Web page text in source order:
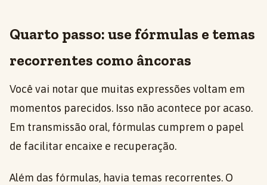
Quarto passo: use fórmulas e temas
recorrentes como âncoras
Você vai notar que muitas expressões voltam em
momentos parecidos. Isso não acontece por acaso.
Em transmissão oral, fórmulas cumprem o papel
de facilitar encaixe e recuperação.
Além das fórmulas, havia temas recorrentes. O